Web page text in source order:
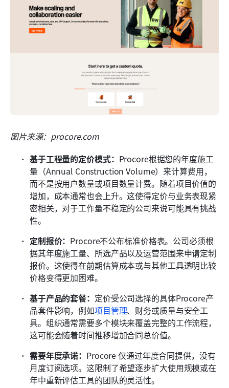
图片来源：procore.com
基于工程量的定价模式： Procore根据您的年度施工
量（Annual Construction Volume）来计算费用，
而不是按用户数量或项目数量计费。随着项目价值的
增加，成本通常也会上升。这使得定价与业务表现紧
密相关，对于工作量不稳定的公司来说可能具有挑战
性。
定制报价： Procore不公布标准价格表。公司必须根
据其年度施工量、所选产品以及运营范围来申请定制
报价。这使得在前期估算成本或与其他工具透明比较
价格变得更加困难。
基于产品的套餐： 定价受公司选择的具体Procore产
品套件影响，例如项目管理、财务或质量与安全工
具。组织通常需要多个模块来覆盖完整的工作流程，
这可能会随着时间推移增加合同总价值。
需要年度承诺： Procore 仅通过年度合同提供，没有
月度订阅选项。这限制了希望逐步扩大使用规模或在
年中重新评估工具的团队的灵活性。